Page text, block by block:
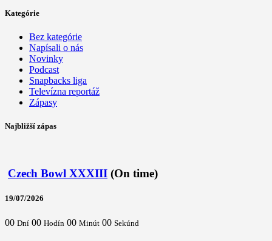
Kategórie
Bez kategórie
Napísali o nás
Novinky
Podcast
Snapbacks liga
Televízna reportáž
Zápasy
Najbližší zápas
Czech Bowl XXXIII (On time)
19/07/2026
00 Dní 00 Hodín 00 Minút 00 Sekúnd